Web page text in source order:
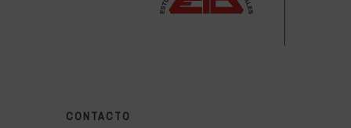
CONTACTO